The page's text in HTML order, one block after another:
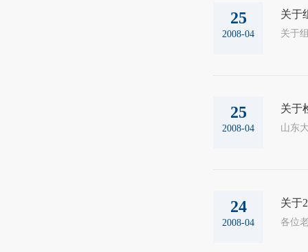
25
2008-04
关于
25
2008-04
关于
山东
24
2008-04
关于